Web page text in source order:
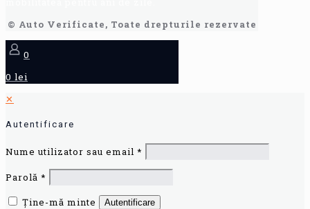
© Auto Verificate, Toate drepturile rezervate
0
0 lei
✕
Autentificare
Nume utilizator sau email *
Parolă *
Ține-mă minte
Autentificare